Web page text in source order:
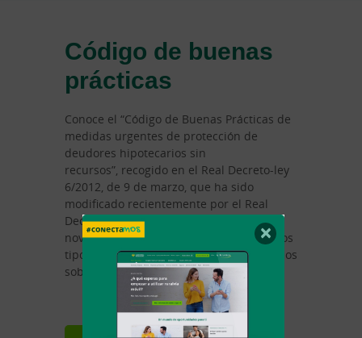
Código de buenas
prácticas
Conoce el “Código de Buenas Prácticas de
medidas urgentes de protección de
deudores hipotecarios sin
recursos”, recogido en el Real Decreto-ley
6/2012, de 9 de marzo, que ha sido
modificado recientemente por el Real
Decreto-ley 19/2022, de 22 de
noviembre, con motivo de la subida de los
tipos de interés en préstamos hipotecarios
sobre vivienda, entre otras medidas.
×